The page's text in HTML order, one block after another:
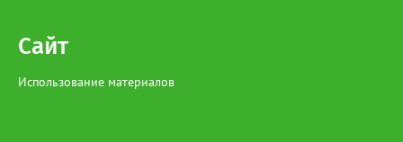
Сайт
Использование материалов